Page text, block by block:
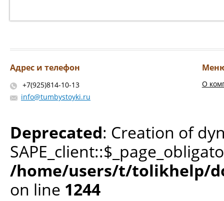
Адрес и телефон
+7(925)814-10-13
info@tumbystoyki.ru
О
Deprecated: Creation of
/home/users/t/tolikhelp/
on line 1244